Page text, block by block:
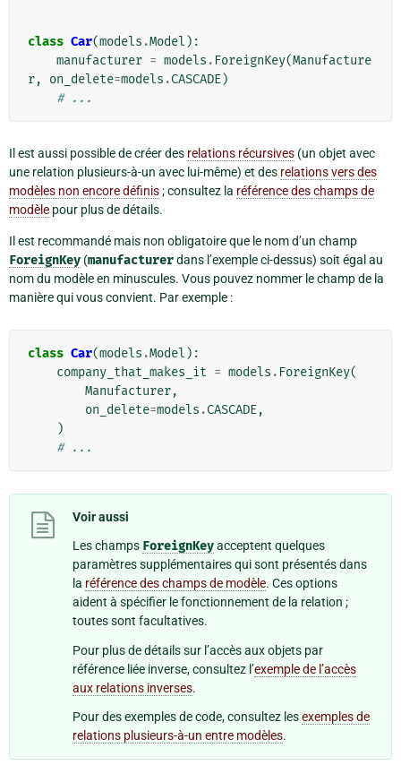
class Car(models .Model ):
manufacturer = models . ForeignKey(Manufacture
r, on_delete=models .CASCADE)
# ...
Il est aussi possible de créer des relations récursives (un objet avec
une relation plusieurs-à-un avec lui-même) et des relations vers des
modèles non encore définis; consultez la référence des champs de
modèle pour plus de détails.
Il est recommandé mais non obligatoire que le nom d’un champ
ForeignKey (manufacturerdans l’exemple ci-dessus) soit égal au
nom du modèle en minuscules. Vous pouvez nommer le champ de la
manière qui vous convient. Par exemple :
class Car(models .Model ):
company_that_makes_it = models . ForeignKey(
Manufacturer,
on_delete=models .CASCADE,
)
# ...
Voir aussi
Les champs ForeignKeyacceptent quelques
paramètres supplémentaires qui sont présentés dans
la référence des champs de modèle. Ces options
aident à spécifier le fonctionnement de la relation ;
toutes sont facultatives.
Pour plus de détails sur l’accès aux objets par
référence liée inverse, consultez l’exemple de l’accès
aux relations inverses.
Pour des exemples de code, consultez lesexemples de
relations plusieurs-à-un entre modèles.